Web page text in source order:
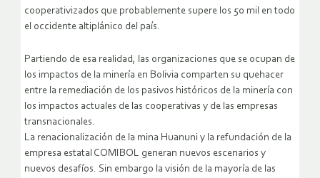
cooperativizados que probablemente supere los 50 mil en todo
el occidente altiplánico del país.
Partiendo de esa realidad, las organizaciones que se ocupan de
los impactos de la minería en Bolivia comparten su quehacer
entre la remediación de los pasivos históricos de la minería con
los impactos actuales de las cooperativas y de las empresas
transnacionales.
La renacionalización de la mina Huanuni y la refundación de la
empresa estatal COMIBOL generan nuevos escenarios y
nuevos desafíos. Sin embargo la visión de la mayoría de las